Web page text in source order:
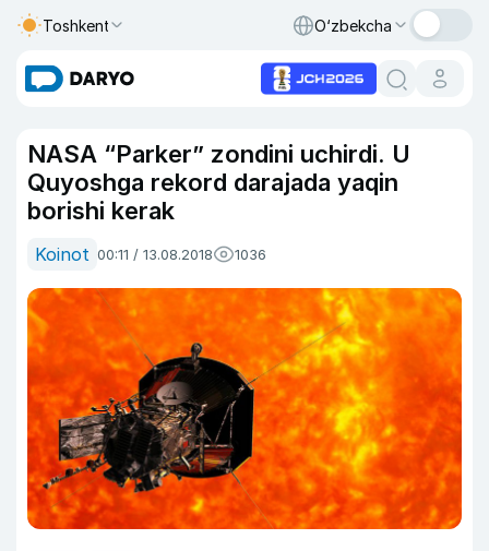
Toshkent O‘zbekcha
NASA “Parker” zondini uchirdi. U
Quyoshga rekord darajada yaqin
borishi kerak
Koinot 00:11 / 13.08.2018 1036